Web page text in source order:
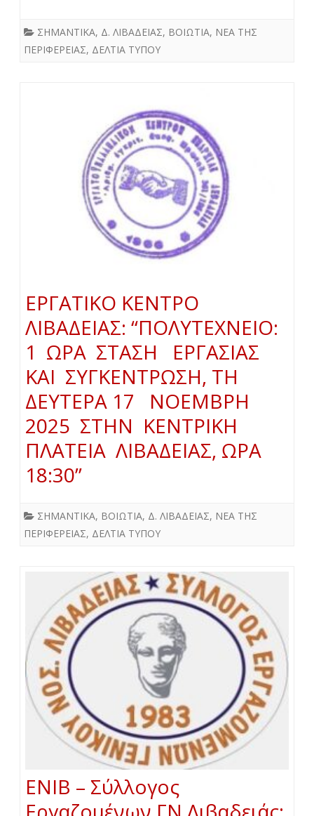
ΣΗΜΑΝΤΙΚΑ, Δ. ΛΙΒΑΔΕΙΑΣ, ΒΟΙΩΤΙΑ, ΝΕΑ ΤΗΣ
ΠΕΡΙΦΕΡΕΙΑΣ, ΔΕΛΤΙΑ ΤΥΠΟΥ
ΕΡΓΑΤΙΚΟ ΚΕΝΤΡΟ
ΛΙΒΑΔΕΙΑΣ: “ΠΟΛΥΤΕΧΝΕΙΟ:
1 ΩΡΑ ΣΤΑΣΗ ΕΡΓΑΣΙΑΣ
ΚΑΙ ΣΥΓΚΕΝΤΡΩΣΗ, ΤΗ
ΔΕΥΤΕΡΑ 17 ΝΟΕΜΒΡΗ
2025 ΣΤΗΝ ΚΕΝΤΡΙΚΗ
ΠΛΑΤΕΙΑ ΛΙΒΑΔΕΙΑΣ, ΩΡΑ
18:30”
ΣΗΜΑΝΤΙΚΑ, ΒΟΙΩΤΙΑ, Δ. ΛΙΒΑΔΕΙΑΣ, ΝΕΑ ΤΗΣ
ΠΕΡΙΦΕΡΕΙΑΣ, ΔΕΛΤΙΑ ΤΥΠΟΥ
ΕΝΙΒ – Σύλλογος